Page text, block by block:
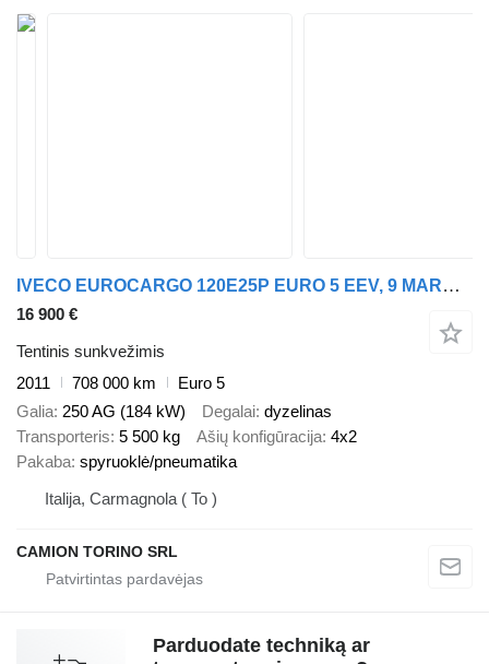
IVECO EUROCARGO 120E25P EURO 5 EEV, 9 MARCE TELONATO+PEDANA
16 900 €
Tentinis sunkvežimis
2011
708 000 km
Euro 5
Galia 250 AG (184 kW) Degalai dyzelinas
Transporteris 5 500 kg Ašių konfigūracija 4x2
Pakaba spyruoklė/pneumatika
Italija, Carmagnola ( To )
CAMION TORINO SRL
Parduodate techniką ar